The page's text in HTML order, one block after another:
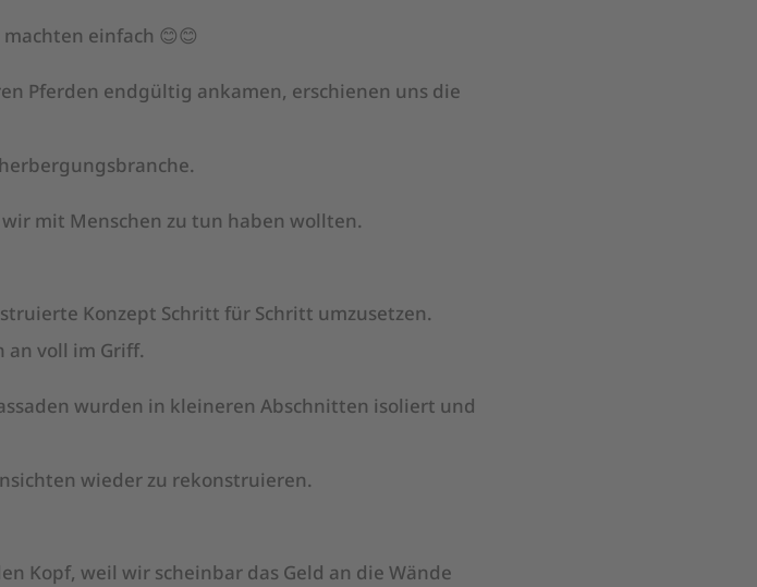
einfach 😊😊
Pferden endgültig ankamen, erschienen uns die
mit Menschen zu tun haben wollten.
Konzept Schritt für Schritt umzusetzen.
an voll im Griff.
wurden in kleineren Abschnitten isoliert und
wieder zu rekonstruieren.
Kopf, weil wir scheinbar das Geld an die Wände